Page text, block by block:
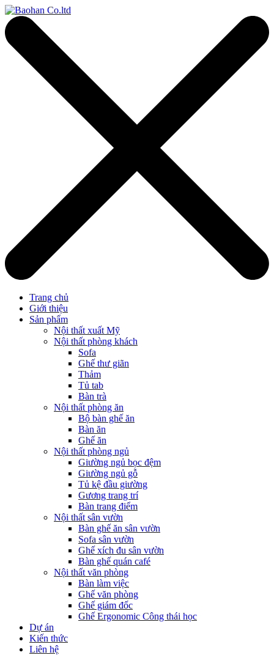
Trang chủ
Giới thiệu
Sản phẩm
Nội thất xuất Mỹ
Nội thất phòng khách
Sofa
Ghế thư giãn
Thảm
Tủ tab
Bàn trà
Nội thất phòng ăn
Bộ bàn ghế ăn
Bàn ăn
Ghế ăn
Nội thất phòng ngủ
Giường ngủ bọc đệm
Giường ngủ gỗ
Tủ kệ đầu giường
Gương trang trí
Bàn trang điểm
Nội thất sân vườn
Bàn ghế ăn sân vườn
Sofa sân vườn
Ghế xích đu sân vườn
Bàn ghế quán café
Nội thất văn phòng
Bàn làm việc
Ghế văn phòng
Ghế giám đốc
Ghế Ergonomic Công thái học
Dự án
Kiến thức
Liên hệ